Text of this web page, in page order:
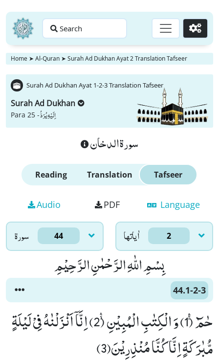
Search Go
Home ➤ Al-Quran ➤ Surah Ad Dukhan Ayat 2 Translation Tafseer
Surah Ad Dukhan Ayat 1-2-3 Translation Tafseer
Surah Ad Dukhan
Para 25 -اِلَیْهِ یُرَدُّ
سورة الدخان
Reading Translation Tafseer
Audio PDF Language
سورۃ 44 اٰياتها 2
بِسْمِ اللّٰهِ الرَّحْمٰنِ الرَّحِیْمِ
44.1-2-3
حٰمٓۚۛ (1) وَ الْكِتٰبِ الْمُبِیْنِۙۛ (2) اِنَّاۤ اَنْزَلْنٰهُ فِیْ لَیْلَةٍ
مُّبٰرَكَةٍ اِنَّا كُنَّا مُنْذِرِیْنَ(3)